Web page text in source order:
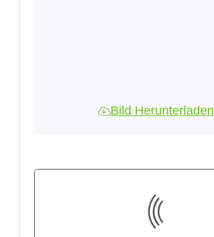
Bild Herunterladen